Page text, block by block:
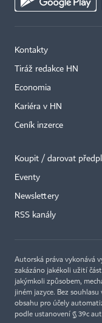
Kontakty
Tiráž redakce HN
Economia
Kariéra v HN
Ceník inzerce
Koupit / darovat
Eventy
Newslettery
RSS kanály
Autorská práva vykonává
zakázáno jakékoli užití
jakýmkoli způsobem,
jiném jazyce. Bez
obsahu pro účely
podle ustanovení § 39c